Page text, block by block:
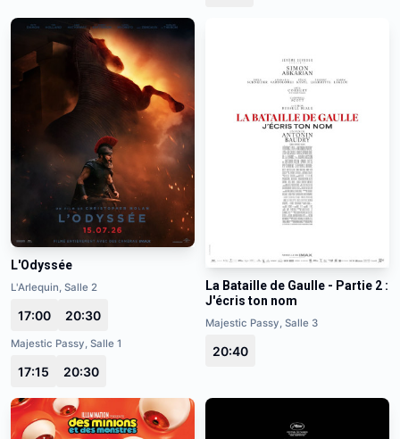
L'Odyssée
L'Arlequin, Salle 2
17:00 20:30
Majestic Passy, Salle 1
17:15 20:30
La Bataille de Gaulle - Partie 2 :
J'écris ton nom
Majestic Passy, Salle 3
20:40